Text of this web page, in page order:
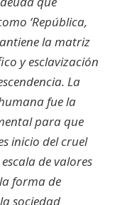
‘República,
la matriz
y esclavización
La
fue la
para que
inicio del cruel
de valores
forma de
sociedad